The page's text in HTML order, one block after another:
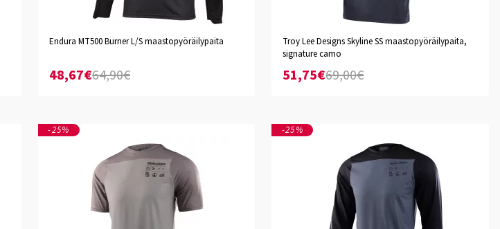
black
Endura MT500 Burner L/S maastopyöräilypaita
48,67€64,90€
S M L XL XXL
Troy Lee Designs Skyline SS maastopyöräilypaita,
signature camo
51,75€69,00€
-25% -25%